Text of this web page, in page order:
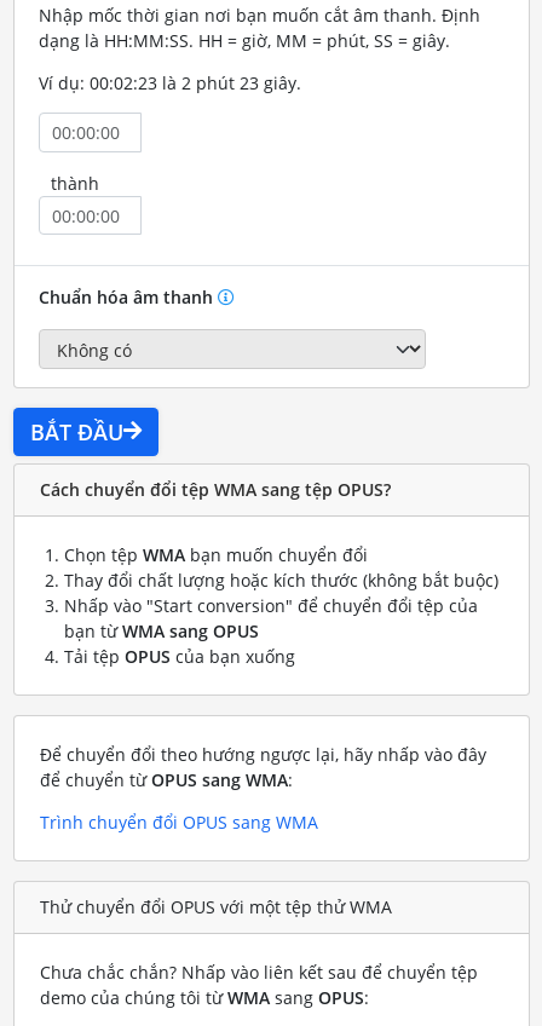
Nhập mốc thời gian nơi bạn muốn cắt âm thanh. Định
dạng là HH:MM:SS. HH = giờ, MM = phút, SS = giây.
Ví dụ: 00:02:23 là 2 phút 23 giây.
thành
Chuẩn hóa âm thanh
BẮT ĐẦU
Cách chuyển đổi tệp WMA sang tệp OPUS?
Chọn tệp WMAbạn muốn chuyển đổi
Thay đổi chất lượng hoặc kích thước (không bắt buộc)
Nhấp vào "Start conversion" để chuyển đổi tệp của
bạn từWMA sang OPUS
Tải tệp OPUS của bạn xuống
Để chuyển đổi theo hướng ngược lại, hãy nhấp vào đây
để chuyển từOPUS sang WMA:
Trình chuyển đổi OPUS sang WMA
Thử chuyển đổi OPUS với một tệp thử WMA
Chưa chắc chắn? Nhấp vào liên kết sau để chuyển tệp
demo của chúng tôi từWMAsang OPUS: